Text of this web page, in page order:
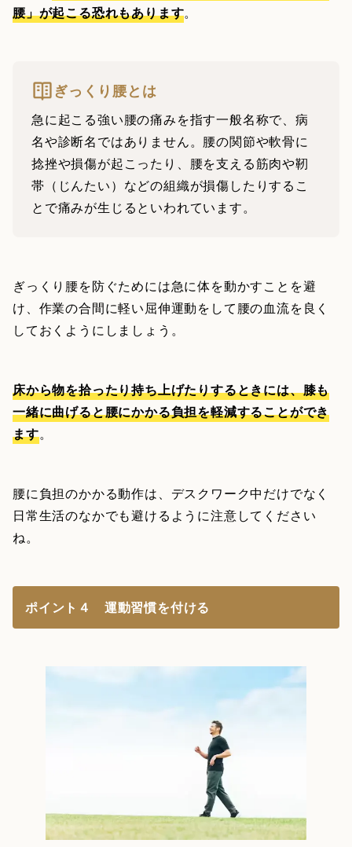
腰」が起こる恐れもあります。
ぎっくり腰とは
急に起こる強い腰の痛みを指す一般名称で、病
名や診断名ではありません。腰の関節や軟骨に
捻挫や損傷が起こったり、腰を支える筋肉や靭
帯（じんたい）などの組織が損傷したりするこ
とで痛みが生じるといわれています。
ぎっくり腰を防ぐためには急に体を動かすことを避
け、作業の合間に軽い屈伸運動をして腰の血流を良く
しておくようにしましょう。
床から物を拾ったり持ち上げたりするときには、膝も
一緒に曲げると腰にかかる負担を軽減することができ
ます。
腰に負担のかかる動作は、デスクワーク中だけでなく
日常生活のなかでも避けるように注意してください
ね。
ポイント４ 運動習慣を付ける